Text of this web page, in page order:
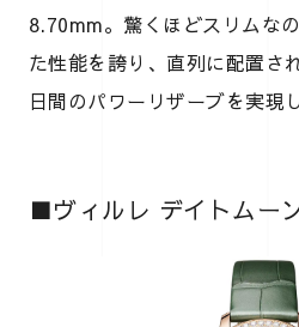
8.70mm。驚くほどスリムな
た性能を誇り、直列に配置さ
日間のパワーリザーブを実現し
■ヴィルレ デイトムー